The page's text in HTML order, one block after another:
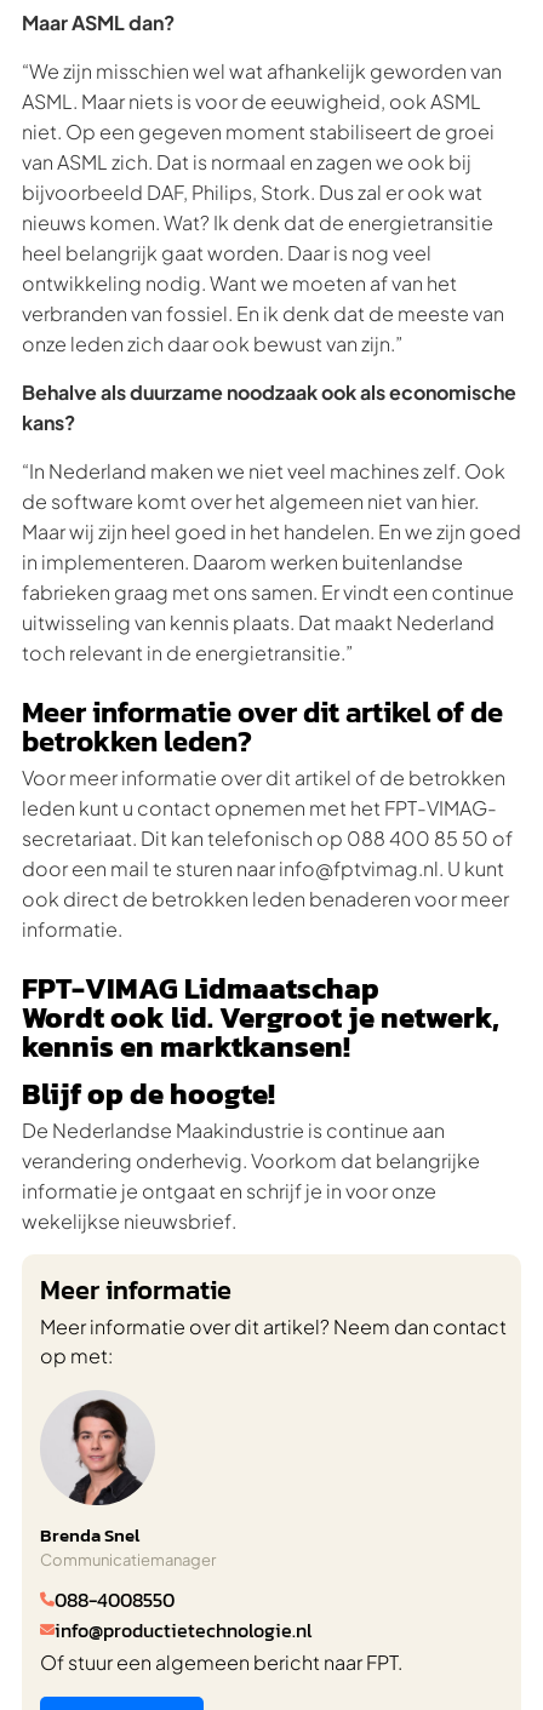
Maar ASML dan?
“We zijn misschien wel wat afhankelijk geworden van
ASML. Maar niets is voor de eeuwigheid, ook ASML
niet. Op een gegeven moment stabiliseert de groei
van ASML zich. Dat is normaal en zagen we ook bij
bijvoorbeeld DAF, Philips, Stork. Dus zal er ook wat
nieuws komen. Wat? Ik denk dat de energietransitie
heel belangrijk gaat worden. Daar is nog veel
ontwikkeling nodig. Want we moeten af van het
verbranden van fossiel. En ik denk dat de meeste van
onze leden zich daar ook bewust van zijn.”
Behalve als duurzame noodzaak ook als economische
kans?
“In Nederland maken we niet veel machines zelf. Ook
de software komt over het algemeen niet van hier.
Maar wij zijn heel goed in het handelen. En we zijn goed
in implementeren. Daarom werken buitenlandse
fabrieken graag met ons samen. Er vindt een continue
uitwisseling van kennis plaats. Dat maakt Nederland
toch relevant in de energietransitie.”
Meer informatie over dit artikel of de
betrokken leden?
Voor meer informatie over dit artikel of de betrokken
leden kunt u contact opnemen met het FPT-VIMAG-
secretariaat. Dit kan telefonisch op 088 400 85 50 of
door een mail te sturen naar info@fptvimag.nl. U kunt
ook direct de betrokken leden benaderen voor meer
informatie.
FPT-VIMAG Lidmaatschap
Wordt ook lid. Vergroot je netwerk,
kennis en marktkansen!
Blijf op de hoogte!
De Nederlandse Maakindustrie is continue aan
verandering onderhevig. Voorkom dat belangrijke
informatie je ontgaat en schrijf je in voor onze
wekelijkse nieuwsbrief.
Meer informatie
Meer informatie over dit artikel? Neem dan contact
op met:
Brenda Snel
Communicatiemanager
088-4008550
info@productietechnologie.nl
Of stuur een algemeen bericht naar FPT.